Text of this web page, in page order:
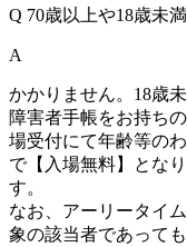
Q 70歳以上や18歳未
A
かかりません。18歳
障害者手帳をお持ち
場受付にて年齢等の
で【入場無料】とな
す。
なお、アーリータイ
象の該当者であって